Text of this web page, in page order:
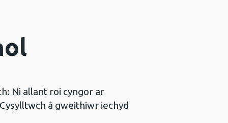
Ni allant roi cyngor ar
â gweithiwr iechyd